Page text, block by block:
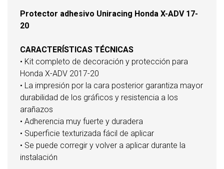
Protector adhesivo Uniracing Honda X-ADV 17-
20
CARACTERÍSTICAS TÉCNICAS
• Kit completo de decoración y protección para
Honda X-ADV 2017-20
• La impresión por la cara posterior garantiza mayor
durabilidad de los gráficos y resistencia a los
arañazos
• Adherencia muy fuerte y duradera
• Superficie texturizada fácil de aplicar
• Se puede corregir y volver a aplicar durante la
instalación